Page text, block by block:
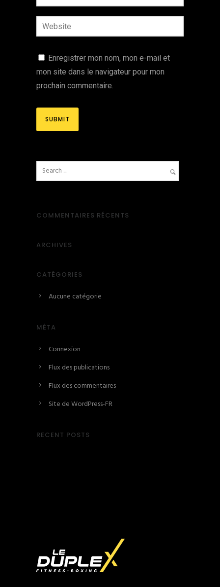
Enregistrer mon nom, mon e-mail et
mon site dans le navigateur pour mon
prochain commentaire.
COMMENTAIRES RÉCENTS
ARCHIVES
CATÉGORIES
Aucune catégorie
MÉTA
Connexion
Flux des publications
Flux des commentaires
Site de WordPress-FR
RECENT POSTS